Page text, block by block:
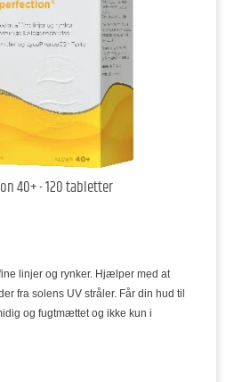
40+ - 120 tabletter
linjer og rynker. Hjælper med at
fra solens UV stråler. Får din hud til
og fugtmættet og ikke kun i